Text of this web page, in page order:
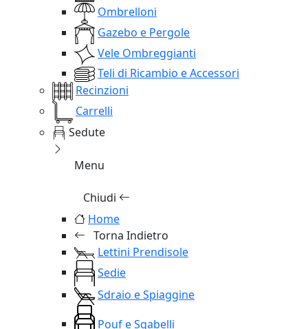
Ombrelloni
Gazebo e Pergole
Vele Ombreggianti
Teli di Ricambio e Accessori
Recinzioni
Carrelli
Sedute
Menu
Chiudi
Home
Torna Indietro
Lettini Prendisole
Sedie
Sdraio e Spiaggine
Pouf e Sgabelli